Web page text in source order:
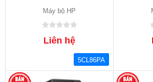
Máy bộ HP
Liên hệ
5CL86PA